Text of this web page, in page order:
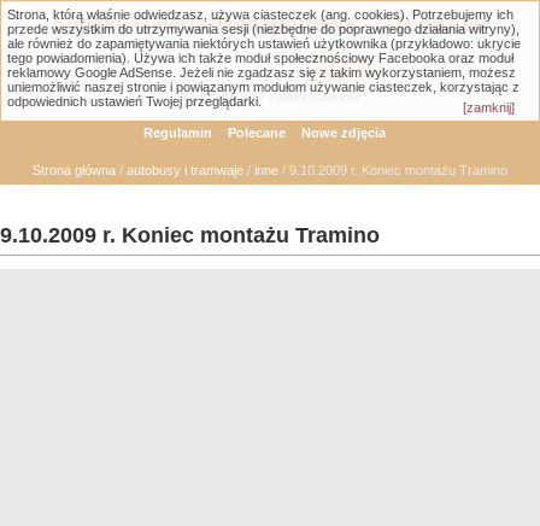
Łódzka Galeria Transportowa - GTLodz.eu
Wyszukiwanie zaawansowane
Regulamin Polecane Nowe zdjęcia
Strona główna / autobusy i tramwaje / inne / 9.10.2009 r. Koniec montażu Tramino
9.10.2009 r. Koniec montażu Tramino
Strona, którą właśnie odwiedzasz, używa ciasteczek (ang. cookies). Potrzebujemy ich
przede wszystkim do utrzymywania sesji (niezbędne do poprawnego działania witryny),
ale również do zapamiętywania niektórych ustawień użytkownika (przykładowo: ukrycie
tego powiadomienia). Używa ich także moduł społecznościowy Facebooka oraz moduł
reklamowy Google AdSense. Jeżeli nie zgadzasz się z takim wykorzystaniem, możesz
uniemożliwić naszej stronie i powiązanym modułom używanie ciasteczek, korzystając z
odpowiednich ustawień Twojej przeglądarki.
[zamknij]